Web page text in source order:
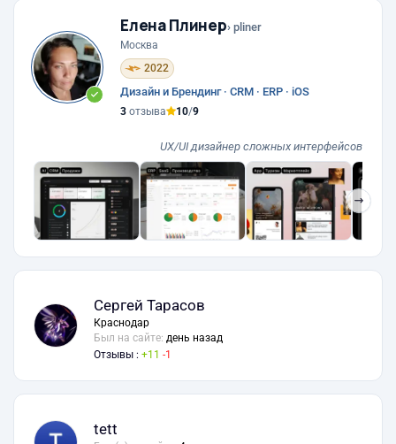
Елена Плинер› pliner
Москва
2022
Дизайн и Брендинг · CRM · ERP · iOS
3 отзыва 10/9
UX/UI дизайнер сложных интерфейсов
❯
Сергей Тарасов
Краснодар
Был на сайте: день назад
Отзывы :
11 1
tett